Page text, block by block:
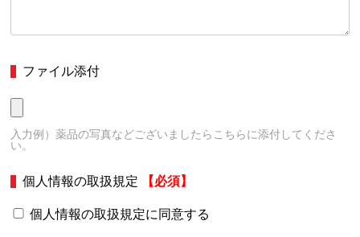
ファイル添付
入力例）薬品の写真などございましたらこちらに添付してくださ
い。
個人情報の取扱規定 【必須】
個人情報の取扱規定に同意する